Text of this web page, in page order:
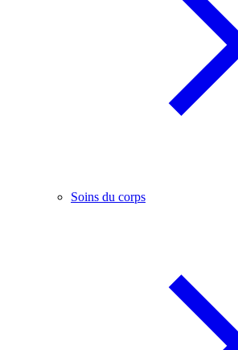
Soins du corps